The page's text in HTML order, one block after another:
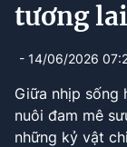
Thế giới
Công
tương lai
- 14/06/2026
Giữa nhịp sống
nuôi đam mê
những kỷ vật